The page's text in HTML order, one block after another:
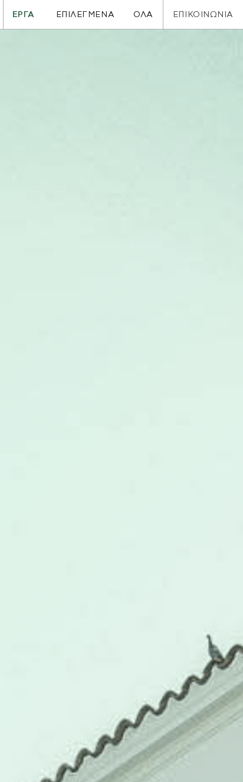
ΕΡΓΑ ΕΠΙΛΕΓΜΕΝΑ ΟΛΑ ΕΠΙΚΟΙΝΩΝΙΑ